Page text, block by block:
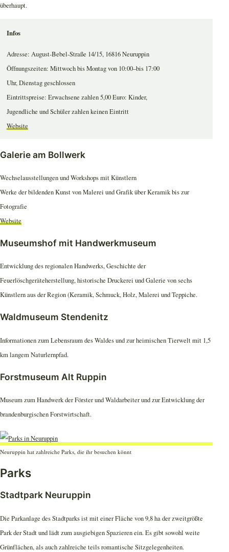
überhaupt.
Infos
Adresse: August-Bebel-Straße 14/15, 16816 Neuruppin
Öffnungszeiten: Mittwoch bis Montag von 10:00–bis 17:00
Uhr, Dienstag geschlossen
Eintrittspreise: Erwachsene zahlen 5,00 Euro: Kinder,
Jugendliche und Schüler zahlen keinen Eintritt
Website
Galerie am Bollwerk
Wechselausstellungen und Workshops mit Künstlern
Werke der bildenden Kunst von Malerei und Grafik über Keramik bis zur
Fotografie
Website
Museumshof mit Handwerkmuseum
Entwicklung des regionalen Handwerks, Geschichte der
Feuerlöschgeräteherstellung, historische Druckerei und Galerie von sechs
Künstlern aus der Region (Keramik, Schmuck, Holz, Malerei und Teppiche.
Waldmuseum Stendenitz
Informationen zum Lebensraum des Waldes und zur heimischen Tierwelt mit 1,5
km langem Naturlernpfad.
Forstmuseum Alt Ruppin
Museum zum Handwerk der Förster und Waldarbeiter und zur Entwicklung der
brandenburgischen Forstwirtschaft.
Neuruppin hat zahlreiche Parks, die ihr besuchen könnt
Parks
Stadtpark Neuruppin
Die Parkanlage des Stadtparks ist mit einer Fläche von 9,8 ha der zweitgrößte
Park der Stadt und lädt zum ausgiebigen Spazieren ein. Es gibt sowohl weite
Grünflächen, als auch zahlreiche teils romantische Sitzgelegenheiten.